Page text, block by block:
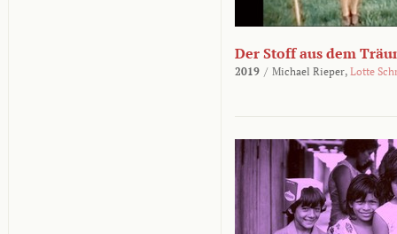
Der Stoff aus dem
2019 / Michael Rieper, Lotte